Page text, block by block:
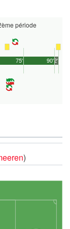
période
90'
75' 2'
)